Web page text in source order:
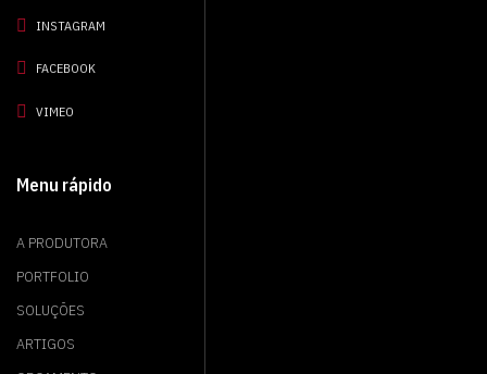
INSTAGRAM
FACEBOOK
VIMEO
Menu rápido
A PRODUTORA
PORTFOLIO
SOLUÇÕES
ARTIGOS